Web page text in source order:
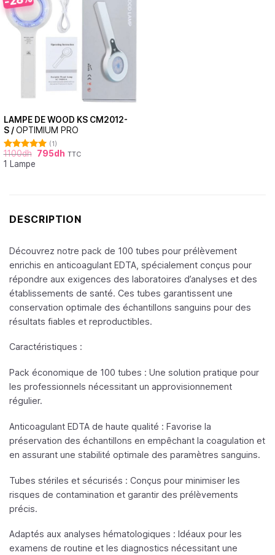
LAMPE DE WOOD KS CM2012-
S /OPTIMIUM PRO
Note5.00
sur 5
(1)
1100dh 795dh TTC
1 Lampe
DESCRIPTION
Découvrez notre pack de 100 tubes pour prélèvement
enrichis en anticoagulant EDTA, spécialement conçus pour
répondre aux exigences des laboratoires d’analyses et des
établissements de santé. Ces tubes garantissent une
conservation optimale des échantillons sanguins pour des
résultats fiables et reproductibles.
Caractéristiques :
Pack économique de 100 tubes : Une solution pratique pour
les professionnels nécessitant un approvisionnement
régulier.
Anticoagulant EDTA de haute qualité : Favorise la
préservation des échantillons en empêchant la coagulation et
en assurant une stabilité optimale des paramètres sanguins.
Tubes stériles et sécurisés : Conçus pour minimiser les
risques de contamination et garantir des prélèvements
précis.
Adaptés aux analyses hématologiques : Idéaux pour les
examens de routine et les diagnostics nécessitant une